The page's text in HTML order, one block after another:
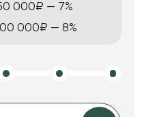
000₽ — 7%
000₽ — 8%